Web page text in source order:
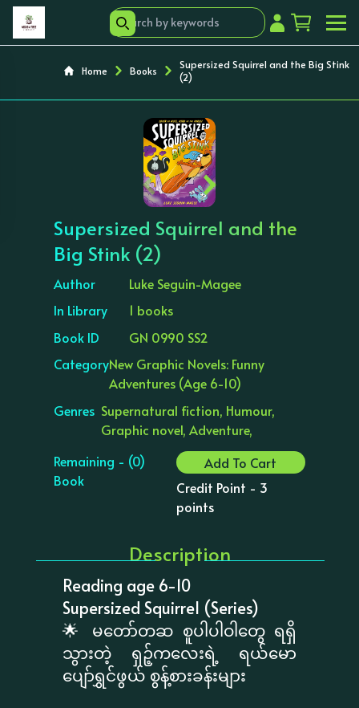
Home Books
Supersized Squirrel and the Big Stink
(2)
‹ ›
Supersized Squirrel and the
Big Stink (2)
Author
Luke Seguin-Magee
In Library
1 books
Book ID
GN 0990 SS2
CategoryNew Graphic Novels: Funny
Adventures (Age 6-10)
Genres Supernatural fiction, Humour,
Graphic novel, Adventure,
Remaining - (0)
Book
Add To Cart
Credit Point - 3
points
Description
Reading age 6-10
Supersized Squirrel (Series)
🌟 မတော်တဆ စူပါပါဝါတွေ ရရှိ
သွားတဲ့ ရှဉ့်ကလေးရဲ့ ရယ်မော
ပျော်ရွှင်ဖွယ် စွန့်စားခန်းများ